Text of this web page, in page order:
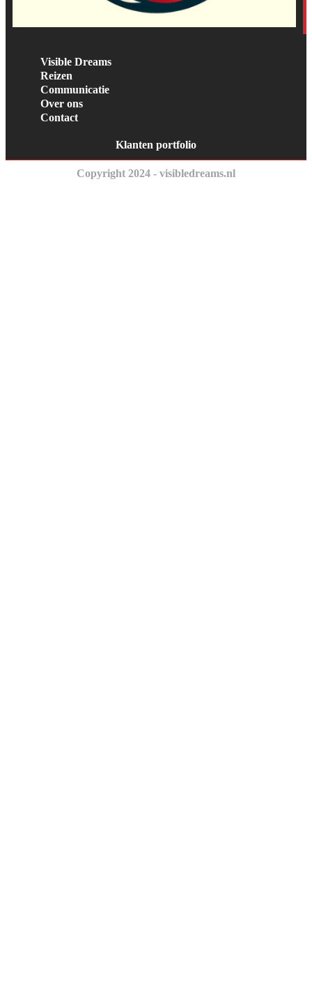
Visible Dreams
Reizen
Communicatie
Over ons
Contact
Klanten portfolio
Copyright 2024 - visibledreams.nl